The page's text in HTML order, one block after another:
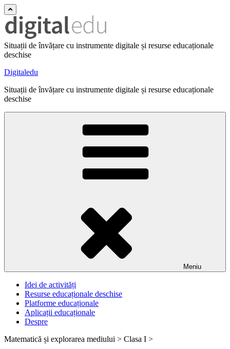
Situații de învățare cu instrumente digitale și resurse educaționale
deschise
Digitaledu
Situații de învățare cu instrumente digitale și resurse educaționale
deschise
Meniu
Idei de activități
Resurse educaționale deschise
Platforme educaționale
Aplicații educaționale
Despre
Matematică și explorarea mediului > Clasa I >